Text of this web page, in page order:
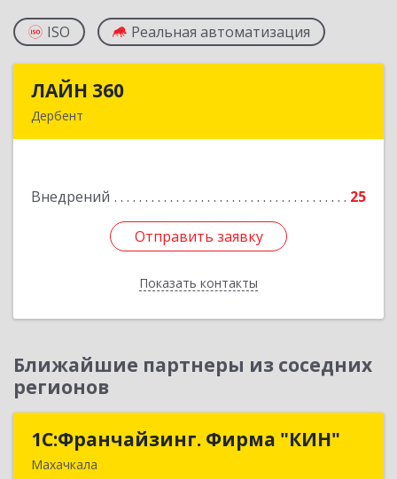
ISO Реальная автоматизация
ЛАЙН 360
Дербент
Внедрений 25
Отправить заявку
Показать контакты
Подробнее
Отправить заявку
Назад
Ближайшие партнеры из соседних
регионов
1С:Франчайзинг. Фирма "КИН"
Махачкала
1С:Франчайзинг. Фирма "КИН"